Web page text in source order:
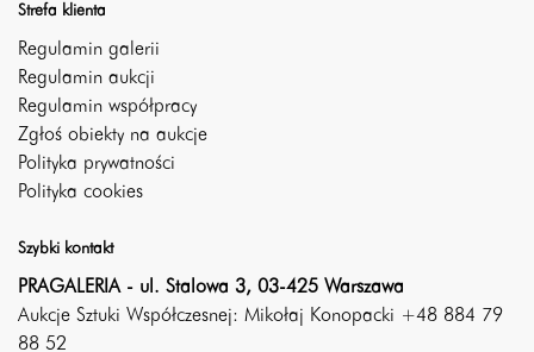
Strefa klienta
Regulamin galerii
Regulamin aukcji
Regulamin współpracy
Zgłoś obiekty na aukcje
Polityka prywatności
Polityka cookies
Szybki kontakt
PRAGALERIA - ul. Stalowa 3, 03-425 Warszawa
Aukcje Sztuki Współczesnej: Mikołaj Konopacki +48 884 79
88 52